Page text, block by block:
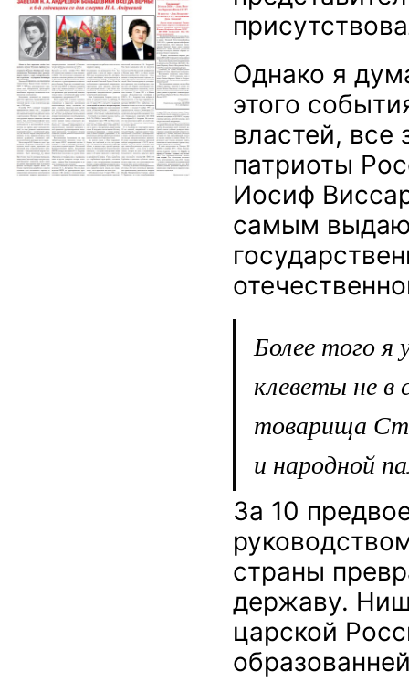
Однако я
этого
властей,
патриоты
Иосиф
самым
Более того я
клеветы не в
товарища
и народной
За 10
страны
державу.
царской